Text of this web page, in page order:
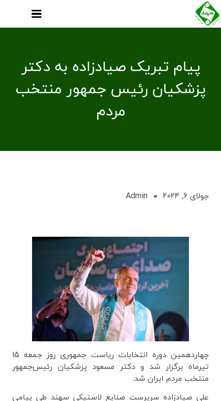
پیام تبریک صیادزاده به دکتر
پزشکیان رئیس جمهور منتخب
مردم
جولای 6, 2024 Admin
چهاردهمین دوره انتخابات ریاست جمهوری روز جمعه 15
تیرماه برگزار شد و دکتر مسعود پزشکیان رئیس‌جمهور
منتخب مردم ایران شد.
علی صیادزاده سرپرست صنایع لاستیکی سهند طی پیامی